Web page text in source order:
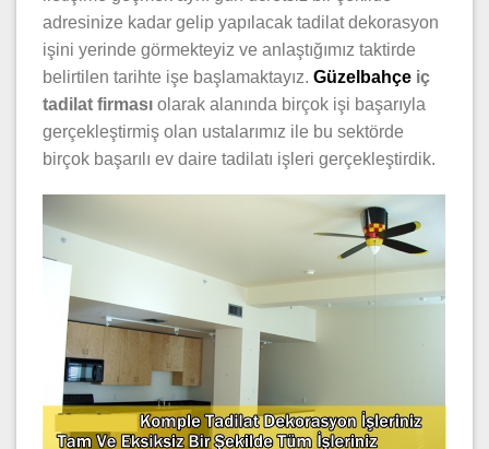
adresinize kadar gelip yapılacak tadilat dekorasyon
işini yerinde görmekteyiz ve anlaştığımız taktirde
belirtilen tarihte işe başlamaktayız. Güzelbahçe iç
tadilat firması olarak alanında birçok işi başarıyla
gerçekleştirmiş olan ustalarımız ile bu sektörde
birçok başarılı ev daire tadilatı işleri gerçekleştirdik.